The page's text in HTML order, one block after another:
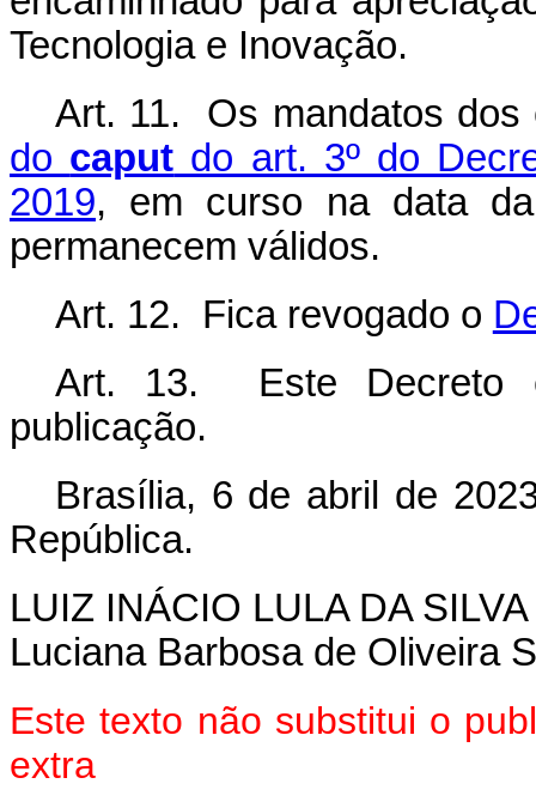
Tecnologia e Inovação.
Art. 11. Os mandatos
do caput do art. 3º do
2019, em curso na data
permanecem válidos.
Art. 12. Fica revogado o
Art. 13. Este Decreto
publicação.
Brasília, 6 de abril de
República.
LUIZ INÁCIO LULA DA SILVA
Luciana Barbosa de Oliveira
Este texto não substitui o
extra